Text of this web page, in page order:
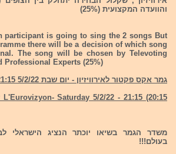
והוועדה המקצועית (25%)
participant is going to sing the 2 songs But
there will be a decision of which song
The song will be chosen by Televoting
Professional Experts (25%)
גמר אקס פקטור לאירוויזיון - יום שבת 5/2/22 21:15
Saturday 5/2/22 - 21:15 (20:15
משדר הגמר בשיאו יוכתר הנציג הישראלי
בעולם!!!